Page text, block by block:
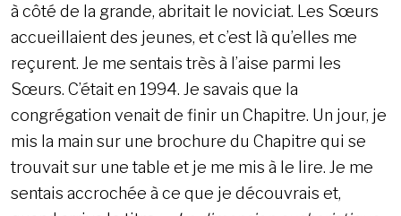
à côté de la grande, abritait le noviciat. Les Sœurs
accueillaient des jeunes, et c’est là qu’elles me
reçurent. Je me sentais très à l’aise parmi les
Sœurs. C’était en 1994. Je savais que la
congrégation venait de finir un Chapitre. Un jour, je
mis la main sur une brochure du Chapitre qui se
trouvait sur une table et je me mis à le lire. Je me
sentais accrochée à ce que je découvrais et,